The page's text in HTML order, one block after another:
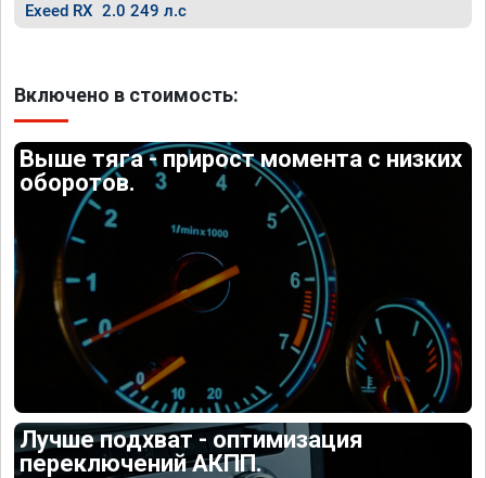
Exeed RX 2.0 249 л.с
Включено в стоимость:
Выше тяга - прирост момента с низких
оборотов.
Лучше подхват - оптимизация
переключений АКПП.